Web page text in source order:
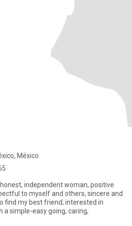
México
independent woman, positive
to myself and others, sincere and
find my best friend; interested in
a simple-easy going, caring,